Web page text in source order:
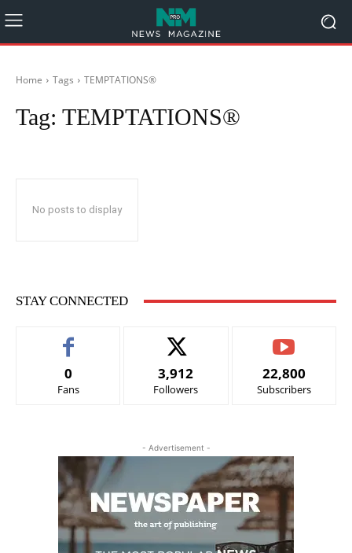
Home Tags TEMPTATIONS®
Tag: TEMPTATIONS®
No posts to display
STAY CONNECTED
0
Fans
3,912
Followers
22,800
Subscribers
- Advertisement -